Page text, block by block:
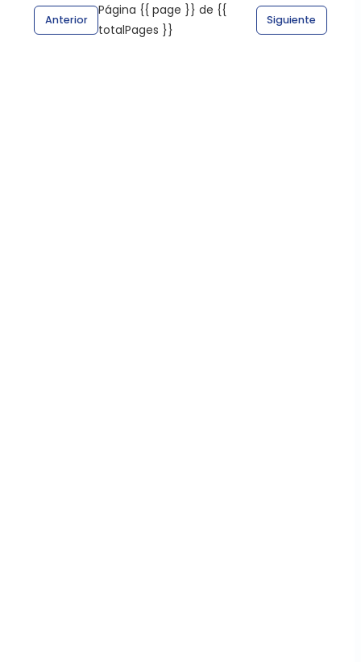
Anterior
Página {{ page }} de {{
totalPages }}
Siguiente